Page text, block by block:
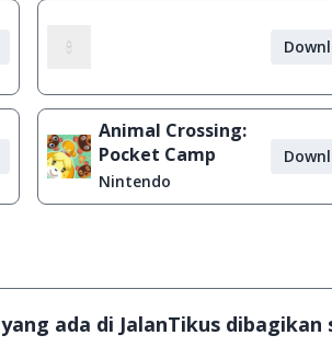
Animal Crossing:
Pocket Camp
Nintendo
ada di JalanTikus